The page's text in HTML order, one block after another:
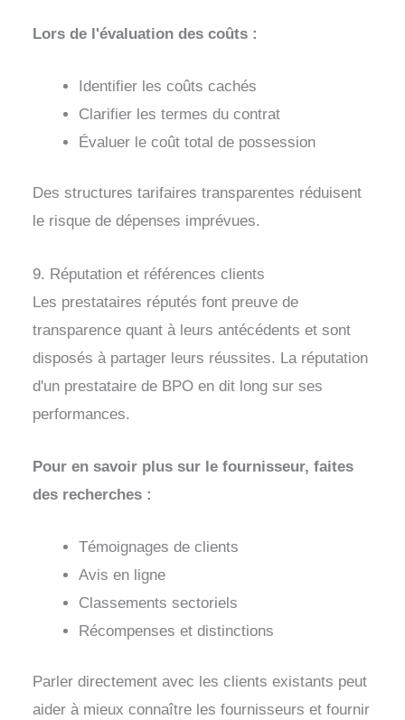
Lors de l'évaluation des coûts :
Identifier les coûts cachés
Clarifier les termes du contrat
Évaluer le coût total de possession
Des structures tarifaires transparentes réduisent
le risque de dépenses imprévues.
9. Réputation et références clients
Les prestataires réputés font preuve de
transparence quant à leurs antécédents et sont
disposés à partager leurs réussites. La réputation
d'un prestataire de BPO en dit long sur ses
performances.
Pour en savoir plus sur le fournisseur, faites
des recherches :
Témoignages de clients
Avis en ligne
Classements sectoriels
Récompenses et distinctions
Parler directement avec les clients existants peut
aider à mieux connaître les fournisseurs et fournir